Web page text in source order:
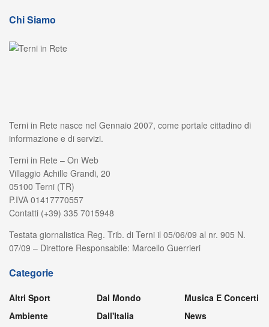
Chi Siamo
Terni in Rete nasce nel Gennaio 2007, come portale cittadino di
informazione e di servizi.
Terni in Rete – On Web
Villaggio Achille Grandi, 20
05100 Terni (TR)
P.IVA 01417770557
Contatti (+39) 335 7015948
Testata giornalistica Reg. Trib. di Terni il 05/06/09 al nr. 905 N.
07/09 – Direttore Responsabile: Marcello Guerrieri
Categorie
Altri Sport
Ambiente
Dal Mondo
Dall'Italia
Musica E Concerti
News